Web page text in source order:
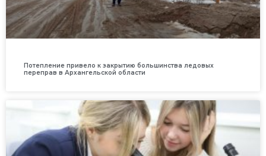
Потепление привело к закрытию большинства ледовых
переправ в Архангельской области